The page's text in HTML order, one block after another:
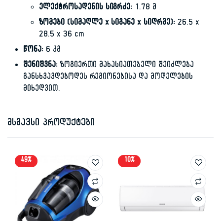
ელექტროსადენის სიგრძე: 1.78 მ
ზომები (სიმაღლე x სიგანე x სიღრმე):26.5 x
28.5 x 36 cm
წონა:6 კგ
შენიშვნა:ზოგიერთი მახასიათებელი შეიძლება
განსხვავდებოდეს რეგიონებისა და მოდელების
მიხედვით.
მსგავსი პროდუქტები
49% 10%